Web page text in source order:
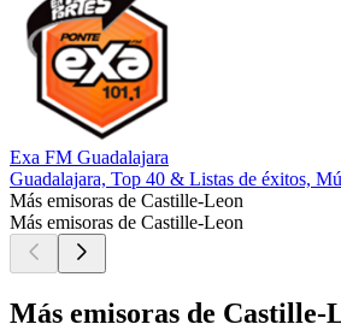
Exa FM Guadalajara
Guadalajara, Top 40 & Listas de éxitos,
Más emisoras de Castille-Leon
Más emisoras de Castille-Leon
Más emisoras de Castille-